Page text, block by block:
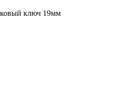
ключ 19мм